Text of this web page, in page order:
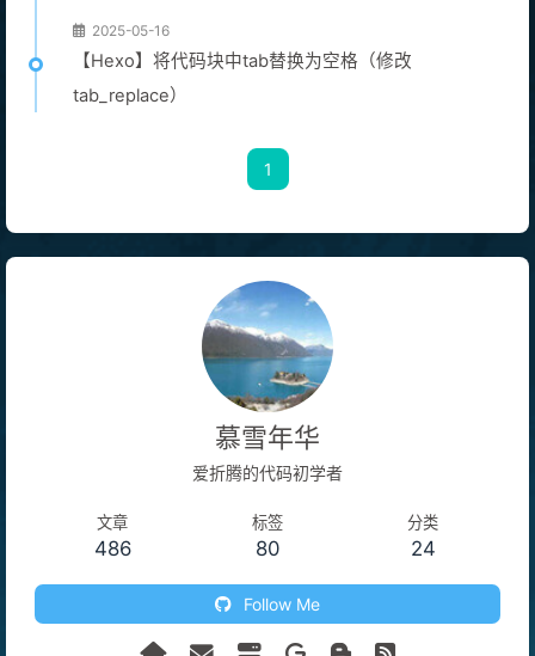
2025-05-16
【Hexo】将代码块中tab替换为空格（修改
tab_replace）
1
慕雪年华
爱折腾的代码初学者
文章
486
标签
80
分类
24
Follow Me